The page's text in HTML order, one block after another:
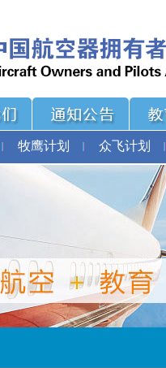
牧鹰计划 众飞计划